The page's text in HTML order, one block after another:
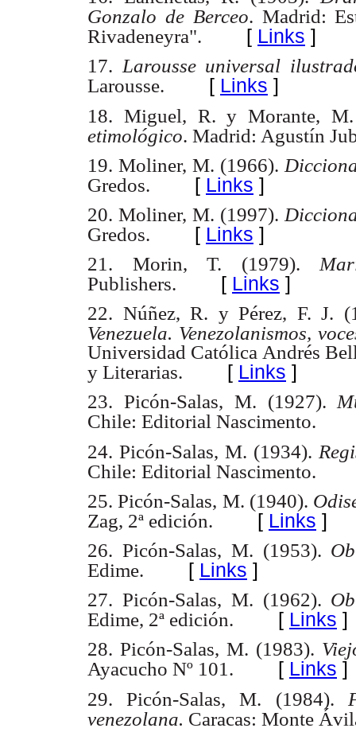
Gonzalo de Berceo. Madrid:
Rivadeneyra". [ Links ]
17. Larousse universal
Larousse. [ Links ]
18. Miguel, R. y Morante,
etimológico. Madrid: Agustín
19. Moliner, M. (1966).
Gredos. [ Links ]
20. Moliner, M. (1997).
Gredos. [ Links ]
21. Morin, T. (1979).
Publishers. [ Links ]
22. Núñez, R. y Pérez, F. J.
Venezuela. Venezolanismos,
Universidad Católica Andrés
y Literarias. [ Links ]
23. Picón-Salas, M. (1927).
Chile: Editorial Nascimento.
24. Picón-Salas, M. (1934).
Chile: Editorial Nascimento.
25. Picón-Salas, M. (1940).
Zag, 2ª edición. [ Links ]
26. Picón-Salas, M. (1953).
Edime. [ Links ]
27. Picón-Salas, M. (1962).
Edime, 2ª edición. [ Links ]
28. Picón-Salas, M. (1983).
Ayacucho Nº 101. [ Links ]
29. Picón-Salas, M. (1984).
venezolana. Caracas: Monte